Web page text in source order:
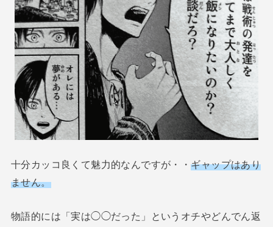
十分カッコ良くて魅力的なんですが・・ギャップはあり
ません。
物語的には「実は◯◯だった」というオチやどんでん返